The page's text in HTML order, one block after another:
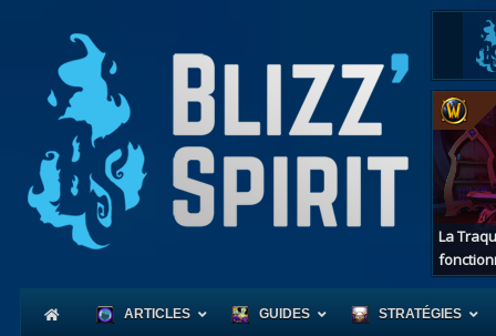
La
ARTICLES GUIDES STRATÉGIES